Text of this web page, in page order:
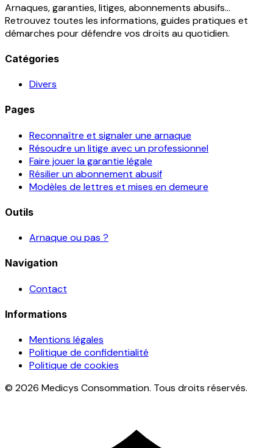
Arnaques, garanties, litiges, abonnements abusifs...
Retrouvez toutes les informations, guides pratiques et
démarches pour défendre vos droits au quotidien.
Catégories
Divers
Pages
Reconnaître et signaler une arnaque
Résoudre un litige avec un professionnel
Faire jouer la garantie légale
Résilier un abonnement abusif
Modèles de lettres et mises en demeure
Outils
Arnaque ou pas ?
Navigation
Contact
Informations
Mentions légales
Politique de confidentialité
Politique de cookies
© 2026 Medicys Consommation. Tous droits réservés.